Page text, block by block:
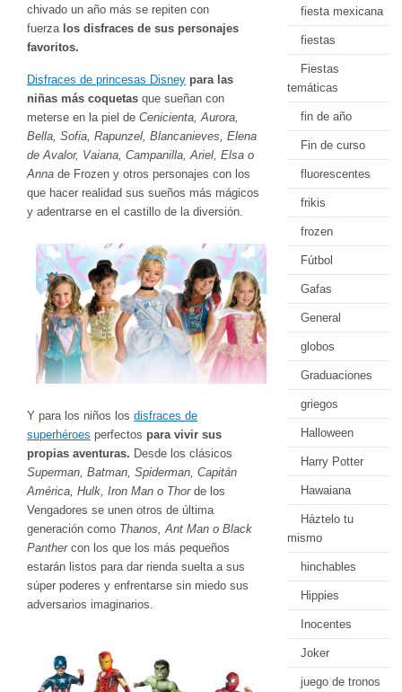
chivado un año más se repiten con
fuerza los disfraces de sus personajes
favoritos.
Disfraces de princesas Disney para las
niñas más coquetas que sueñan con
meterse en la piel de Cenicienta, Aurora,
Bella, Sofia, Rapunzel, Blancanieves, Elena
de Avalor, Vaiana, Campanilla, Ariel, Elsa o
Anna de Frozen y otros personajes con los
que hacer realidad sus sueños más mágicos
y adentrarse en el castillo de la diversión.
Y para los niños los disfraces de
superhéroes perfectos para vivir sus
propias aventuras. Desde los clásicos
Superman, Batman, Spiderman, Capitán
América, Hulk, Iron Man o Thorde los
Vengadores se unen otros de última
generación como Thanos, Ant Man o Black
Panthercon los que los más pequeños
estarán listos para dar rienda suelta a sus
súper poderes y enfrentarse sin miedo sus
adversarios imaginarios.
fiesta mexicana
fiestas
Fiestas
temáticas
fin de año
Fin de curso
fluorescentes
frikis
frozen
Fútbol
Gafas
General
globos
Graduaciones
griegos
Halloween
Harry Potter
Hawaiana
Háztelo tu
mismo
hinchables
Hippies
Inocentes
Joker
juego de tronos